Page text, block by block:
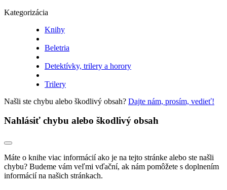
Kategorizácia
Knihy
Beletria
Detektívky, trilery a horory
Trilery
Našli ste chybu alebo škodlivý obsah? Dajte nám, prosím, vedieť!
Nahlásiť chybu alebo škodlivý obsah
Máte o knihe viac informácií ako je na tejto stránke alebo ste našli
chybu? Budeme vám veľmi vďační, ak nám pomôžete s doplnením
informácií na našich stránkach.